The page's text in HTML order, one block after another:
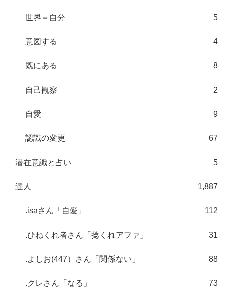
世界＝自分 5
意図する 4
既にある 8
自己観察 2
自愛 9
認識の変更 67
潜在意識と占い 5
達人 1,887
.isaさん「自愛」 112
.ひねくれ者さん「捻くれアファ」 31
.よしお(447）さん「関係ない」 88
.クレさん「なる」 73